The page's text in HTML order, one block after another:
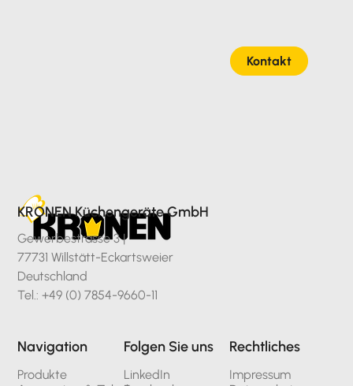
Kontakt
KRONEN Küchengeräte GmbH
Gewerbestrasse 3 |
77731 Willstätt-Eckartsweier
Deutschland
Tel.: +49 (0) 7854-9660-11
Navigation
Produkte
Folgen Sie uns
LinkedIn
Rechtliches
Impressum